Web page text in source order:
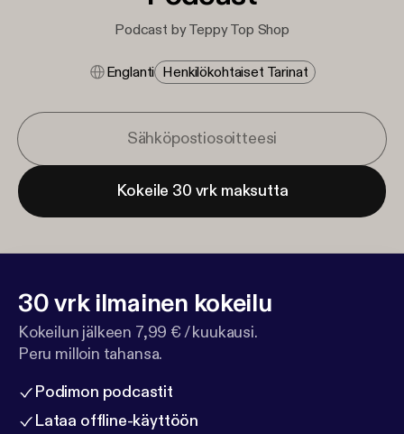
Podcast by Teppy Top Shop
Englanti Henkilökohtaiset Tarinat
Kokeile 30 vrk maksutta
30 vrk ilmainen kokeilu
Kokeilun jälkeen 7,99 € / kuukausi.
Peru milloin tahansa.
Podimon podcastit
Lataa offline-käyttöön